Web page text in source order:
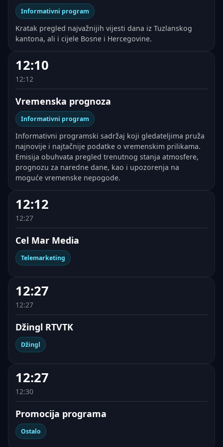
Informativni program
Kratak pregled najvažnijih vijesti dana iz Tuzlanskog
kantona, ali i cijele Bosne i Hercegovine.
12:10
12:12
Vremenska prognoza
Informativni program
Informativni programski sadržaj koji gledateljima pruža
najnovije i najtačnije podatke o vremenskim prilikama.
Emisija obuhvata pregled trenutnog stanja atmosfere,
prognozu za naredne dane, kao i upozorenja na
moguće vremenske nepogode.
12:12
12:27
Cel Mar Media
Telemarketing
12:27
12:27
Džingl RTVTK
Džingl
12:27
12:30
Promocija programa
Ostalo